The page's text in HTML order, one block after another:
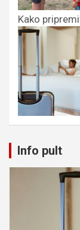
Kako
Info pult